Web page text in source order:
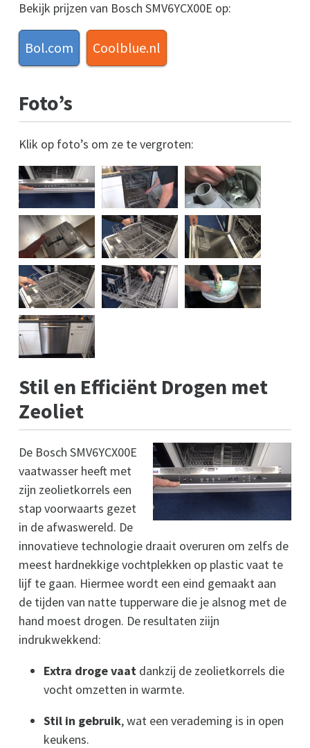
Bekijk prijzen van Bosch SMV6YCX00E op:
Bol.com Coolblue.nl
Foto’s
Klik op foto’s om ze te vergroten:
Stil en Efficiënt Drogen met
Zeoliet
De Bosch SMV6YCX00E
vaatwasser heeft met
zijn zeolietkorrels een
stap voorwaarts gezet
in de afwaswereld. De
innovatieve technologie draait overuren om zelfs de
meest hardnekkige vochtplekken op plastic vaat te
lijf te gaan. Hiermee wordt een eind gemaakt aan
de tijden van natte tupperware die je alsnog met de
hand moest drogen. De resultaten ziijn
indrukwekkend:
Extra droge vaat dankzij de zeolietkorrels die
vocht omzetten in warmte.
Stil in gebruik, wat een verademing is in open
keukens.